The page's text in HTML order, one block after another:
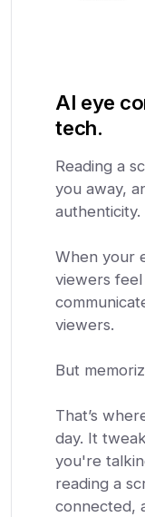
AI eye
tech.
Reading a
you away,
authenticity.
When your
viewers
viewers.
But
That’s
day. It
you're
reading a
connected,